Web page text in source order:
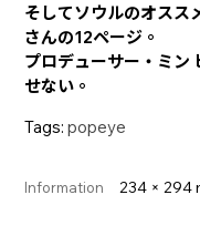
そしてソウルのオスス
さんの12ページ。
プロデューサー・ミン
せない。
Tags: popeye
Information 234 × 294